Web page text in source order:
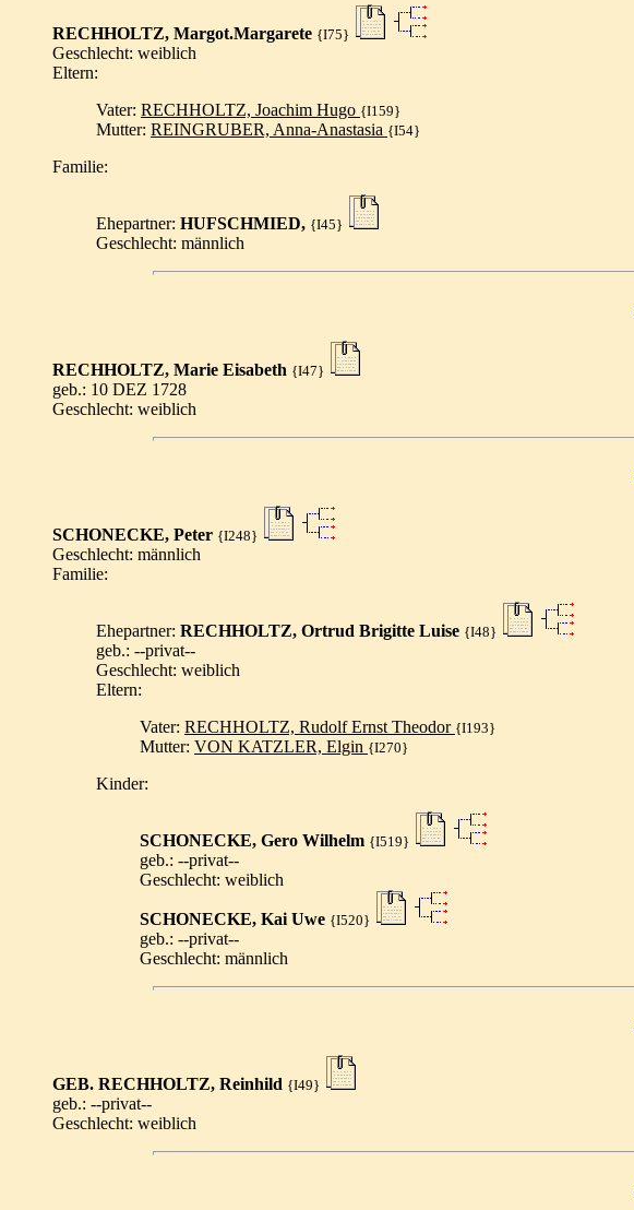
RECHHOLTZ, Margot.Margarete {I75}
Geschlecht: weiblich
Eltern:
Vater: RECHHOLTZ, Joachim Hugo {I159}
Mutter: REINGRUBER, Anna-Anastasia {I54}
Familie:
Ehepartner: HUFSCHMIED, {I45}
Geschlecht: männlich
RECHHOLTZ, Marie Eisabeth {I47}
geb.: 10 DEZ 1728
Geschlecht: weiblich
SCHONECKE, Peter {I248}
Geschlecht: männlich
Familie:
Ehepartner: RECHHOLTZ, Ortrud Brigitte Luise {I48}
geb.: --privat--
Geschlecht: weiblich
Eltern:
Vater: RECHHOLTZ, Rudolf Ernst Theodor {I193}
Mutter: VON KATZLER, Elgin {I270}
Kinder:
SCHONECKE, Gero Wilhelm {I519}
geb.: --privat--
Geschlecht: weiblich
SCHONECKE, Kai Uwe {I520}
geb.: --privat--
Geschlecht: männlich
GEB. RECHHOLTZ, Reinhild {I49}
geb.: --privat--
Geschlecht: weiblich